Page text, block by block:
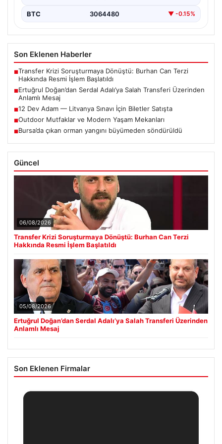
BTC 3064480 ▼ -0.15%
Son Eklenen Haberler
■Transfer Krizi Soruşturmaya Dönüştü: Burhan Can Terzi
Hakkında Resmi İşlem Başlatıldı
■Ertuğrul Doğan’dan Serdal Adalı’ya Salah Transferi Üzerinden
Anlamlı Mesaj
■12 Dev Adam — Litvanya Sınavı İçin Biletler Satışta
■Outdoor Mutfaklar ve Modern Yaşam Mekanları
■Bursa’da çıkan orman yangını büyümeden söndürüldü
Güncel
06/08/2026
Transfer Krizi Soruşturmaya Dönüştü: Burhan Can Terzi
Hakkında Resmi İşlem Başlatıldı
05/08/2026
Ertuğrul Doğan’dan Serdal Adalı’ya Salah Transferi Üzerinden
Anlamlı Mesaj
Son Eklenen Firmalar